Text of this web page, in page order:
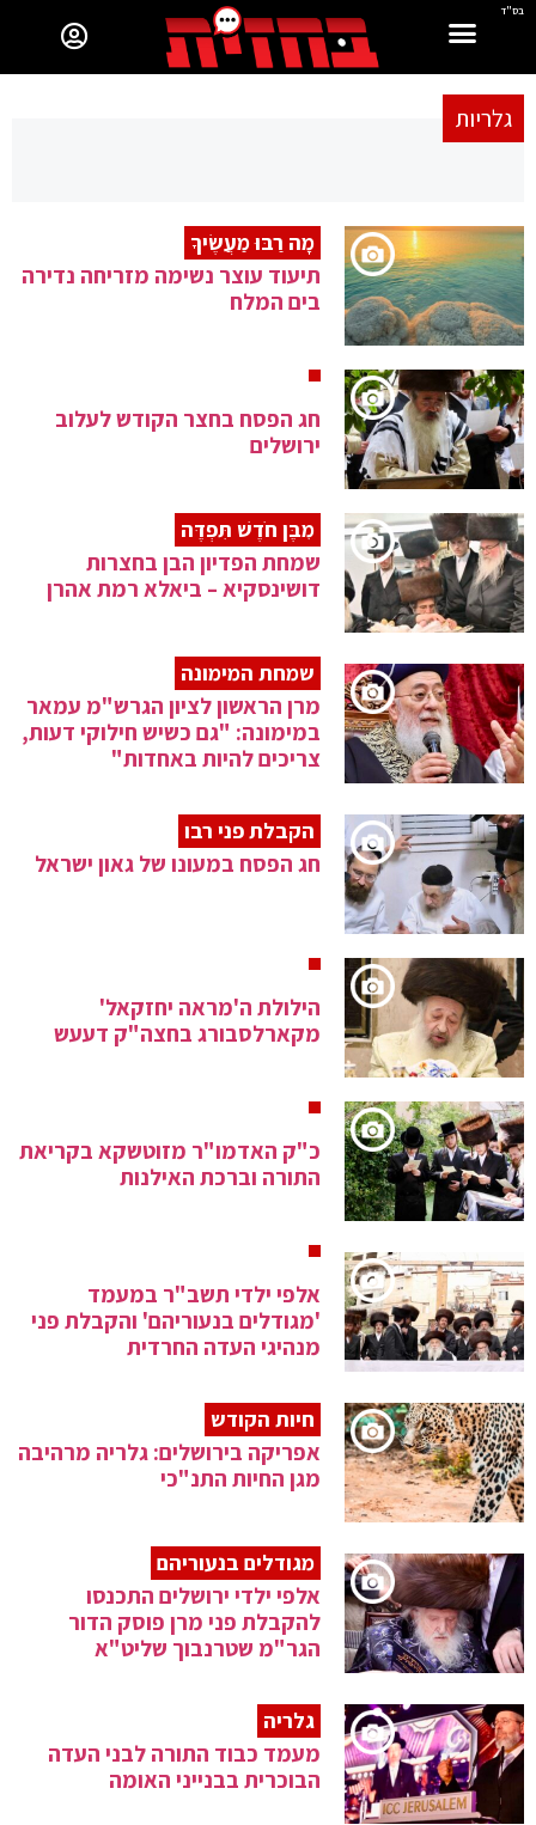
בס"ד
גלריות
מָה רַבּוּ מַעֲשֶׂיךָ
תיעוד עוצר נשימה מזריחה נדירה
בים המלח
חג הפסח בחצר הקודש לעלוב
ירושלים
מִבֶּן חֹדֶשׁ תִּפְדֶּה
שמחת הפדיון הבן בחצרות
דושינסקיא – ביאלא רמת אהרן
שמחת המימונה
מרן הראשון לציון הגרש"מ עמאר
במימונה: "גם כשיש חילוקי דעות,
צריכים להיות באחדות"
הקבלת פני רבו
חג הפסח במעונו של גאון ישראל
הילולת ה'מראה יחזקאל'
מקארלסבורג בחצה"ק דעעש
כ"ק האדמו"ר מזוטשקא בקריאת
התורה וברכת האילנות
אלפי ילדי תשב"ר במעמד
'מגודלים בנעוריהם' והקבלת פני
מנהיגי העדה החרדית
חיות הקודש
אפריקה בירושלים: גלריה מרהיבה
מגן החיות התנ"כי
מגודלים בנעוריהם
אלפי ילדי ירושלים התכנסו
להקבלת פני מרן פוסק הדור
הגר"מ שטרנבוך שליט"א
גלריה
מעמד כבוד התורה לבני העדה
הבוכרית בבנייני האומה